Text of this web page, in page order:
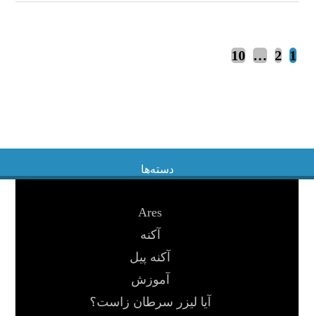
1
2
…
10
دسته‌ها
Ares
آکنه
آکنه پیل
آموزش
آیا لیزر سرطان زاست؟